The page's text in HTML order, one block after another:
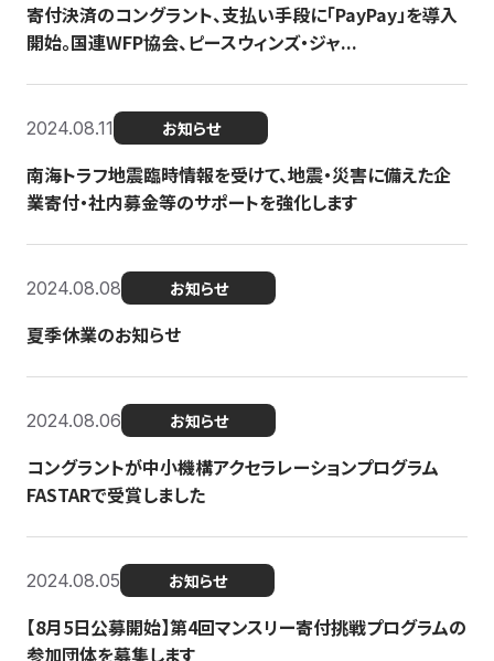
寄付決済のコングラント、支払い手段に「PayPay」を導入
開始。国連WFP協会、ピースウィンズ・ジャ...
2024.08.11 お知らせ
南海トラフ地震臨時情報を受けて、地震・災害に備えた企
業寄付・社内募金等のサポートを強化します
2024.08.08 お知らせ
夏季休業のお知らせ
2024.08.06 お知らせ
コングラントが中小機構アクセラレーションプログラム
FASTARで受賞しました
2024.08.05 お知らせ
【8月5日公募開始】第4回マンスリー寄付挑戦プログラムの
参加団体を募集します